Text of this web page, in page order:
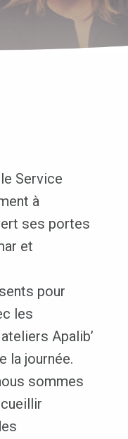
Service
à
ses portes
et
pour
les
Apalib’
la journée.
sommes